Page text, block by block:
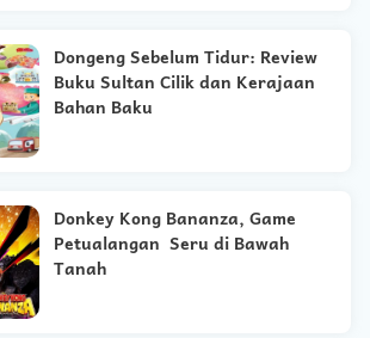
Dongeng Sebelum Tidur: Review
Buku Sultan Cilik dan Kerajaan
Bahan Baku
Donkey Kong Bananza, Game
Petualangan Seru di Bawah
Tanah